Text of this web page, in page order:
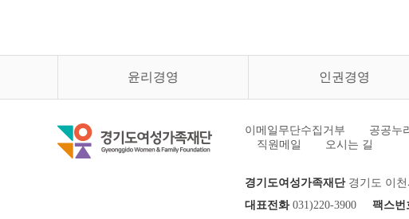
윤리경영 인권경영
이메일무단수집거부 공공누
직원메일
오시는 길
경기도여성가족재단경기도 이천
대표전화031)220-3900 팩스번